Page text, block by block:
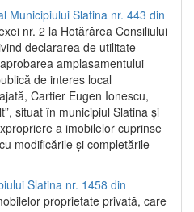
Municipiului Slatina nr. 443 din
nr. 2 la Hotărârea Consiliului
declararea de utilitate
amplasamentului
de interes local
Cartier Eugen Ionescu,
situat în municipiul Slatina şi
a imobilelor cuprinse
modificările şi completările
Slatina nr. 1458 din
proprietate privată, care